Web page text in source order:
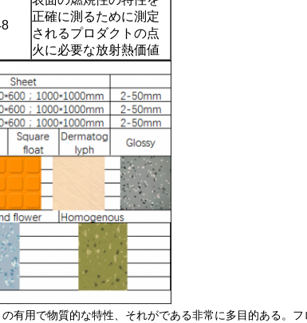
正確に測るために測定
されるプロダクトの点
火に必要な放射熱価値
有用で物質的な特性、それがである非常に多目的ある。